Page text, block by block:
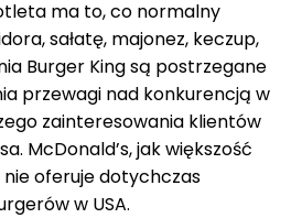
ma to, co normalny
sałatę, majonez, keczup,
Burger King są postrzegane
przewagi nad konkurencją w
zainteresowania klientów
McDonald’s, jak większość
oferuje dotychczas
w USA.